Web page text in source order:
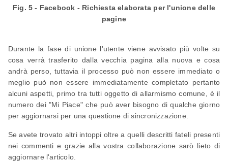
Fig. 5 - Facebook - Richiesta elaborata per l'unione delle
pagine
Durante la fase di unione l'utente viene avvisato più volte su
cosa verrà trasferito dalla vecchia pagina alla nuova e cosa
andrà perso, tuttavia il processo può non essere immediato o
meglio può non essere immediatamente completato pertanto
alcuni aspetti, primo tra tutti oggetto di allarmismo comune, è il
numero dei "Mi Piace" che può aver bisogno di qualche giorno
per aggiornarsi per una questione di sincronizzazione.
Se avete trovato altri intoppi oltre a quelli descritti fateli presenti
nei commenti e grazie alla vostra collaborazione sarò lieto di
aggiornare l'articolo.